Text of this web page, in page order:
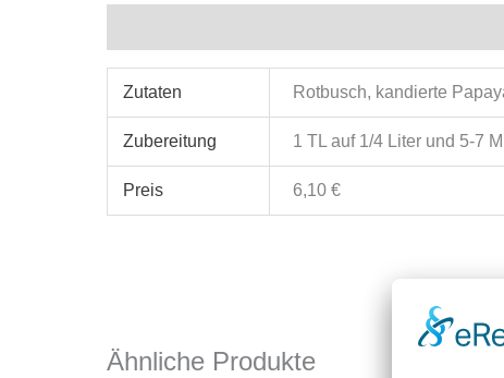
Zutaten Rotbusch, kandierte
Zubereitung 1 TL auf 1/4 Liter und 5-7
Preis 6,10 €
Ähnliche Produkte